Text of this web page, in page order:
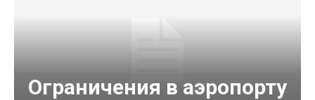
Ограничения в аэропорту